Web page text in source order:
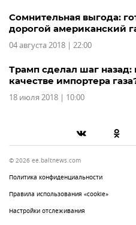
Сомнительная выгода:
дорогой американский
04 августа 2018 | 22:00
Трамп сделал шаг назад:
качестве импортера
18 июля 2018 | 10:00
© 2026 ee.baltnews.com
Политика конфиденциальности
Правила использования «cookie»
Настройки отслеживания